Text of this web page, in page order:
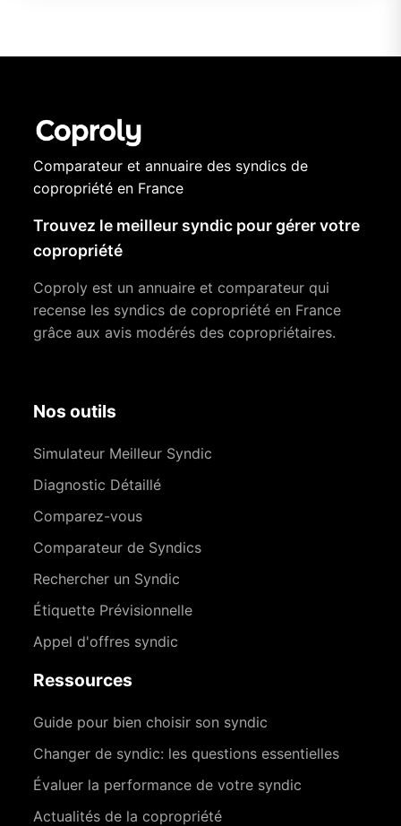
Comparateur et annuaire des syndics de
copropriété en France
Trouvez le meilleur syndic pour gérer votre
copropriété
Coproly est un annuaire et comparateur qui
recense les syndics de copropriété en France
grâce aux avis modérés des copropriétaires.
Nos outils
Simulateur Meilleur Syndic
Diagnostic Détaillé
Comparez-vous
Comparateur de Syndics
Rechercher un Syndic
Étiquette Prévisionnelle
Appel d'offres syndic
Ressources
Guide pour bien choisir son syndic
Changer de syndic: les questions essentielles
Évaluer la performance de votre syndic
Actualités de la copropriété